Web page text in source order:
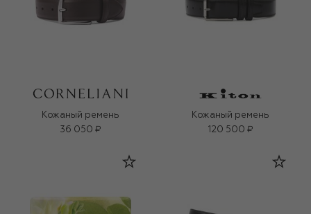
Кожаный ремень
36 050 ₽
Кожаный ремень
120 500 ₽